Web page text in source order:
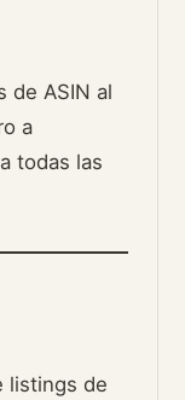
de ASIN al
a
todas las
listings de